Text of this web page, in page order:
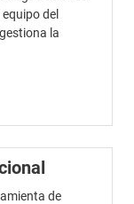
del
la
de